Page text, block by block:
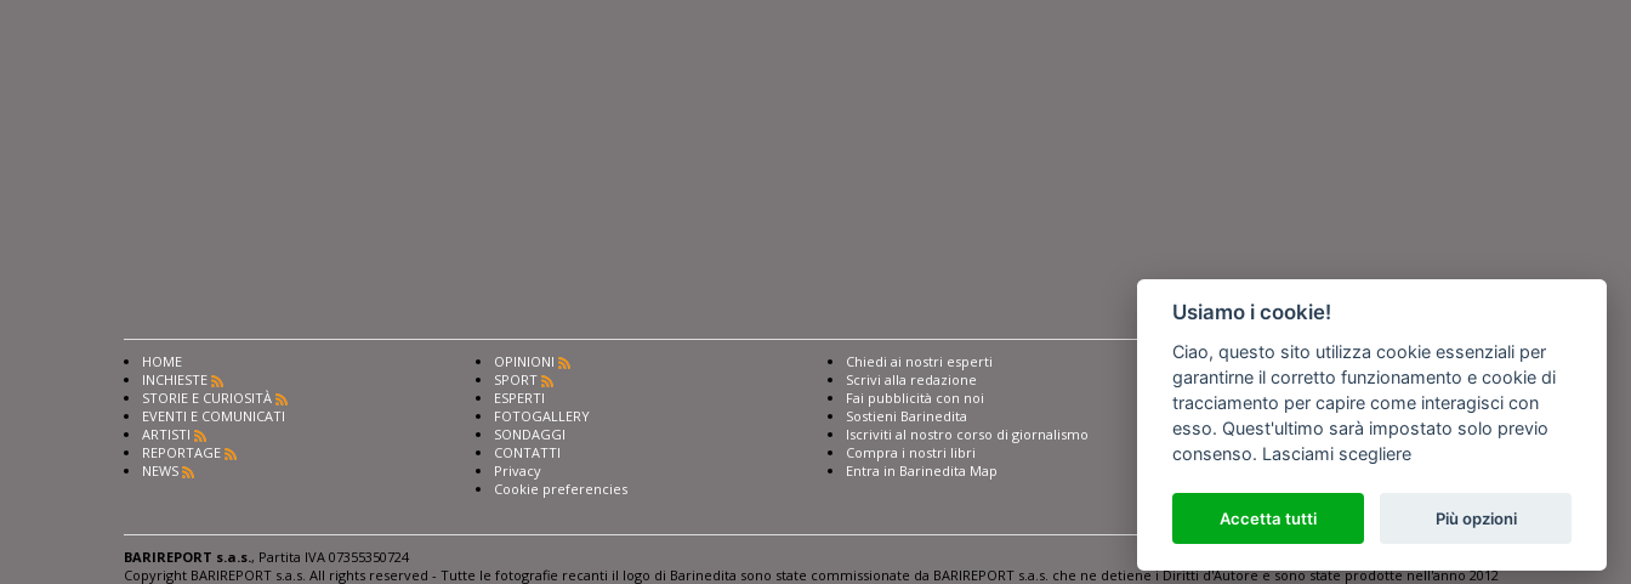
HOME
INCHIESTE
STORIE E CURIOSITÀ
EVENTI E COMUNICATI
ARTISTI
REPORTAGE
NEWS
OPINIONI
SPORT
ESPERTI
FOTOGALLERY
SONDAGGI
CONTATTI
Privacy
Cookie preferencies
Chiedi ai nostri esperti
Scrivi alla redazione
Fai pubblicità con noi
Sostieni Barinedita
Iscriviti al nostro corso di giornalismo
Compra i nostri libri
Entra in Barinedita Map
Seguici su
BARIREPORT s.a.s. , Partita IVA 07355350724
Copyright BARIREPORT s.a.s. All rights reserved - Tutte le fotografie recanti il logo di Barinedita sono state commissionate da BARIREPORT s.a.s. che ne detiene i Diritti d'Autore e sono state prodotte nell'anno 2012
Usiamo i cookie!
Ciao, questo sito utilizza cookie essenziali per
garantirne il corretto funzionamento e cookie di
tracciamento per capire come interagisci con
esso. Quest'ultimo sarà impostato solo previo
consenso. Lasciami scegliere
Accetta tutti Più opzioni